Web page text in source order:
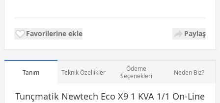
Favorilerine ekle Paylaş
Tanım Teknik Özellikler
Ödeme
Seçenekleri
Neden Biz?
Tunçmatik Newtech Eco X9 1 KVA 1/1 On-Line